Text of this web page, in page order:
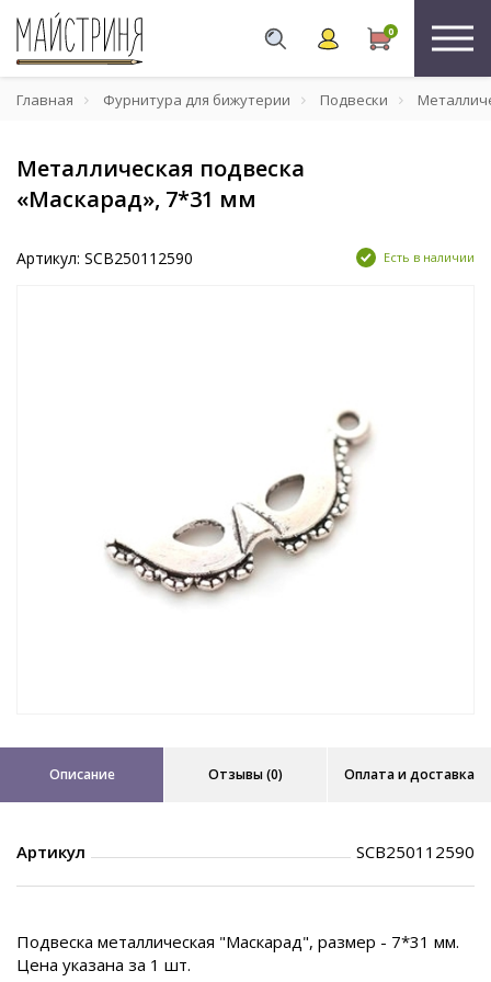
0
Главная Фурнитура для бижутерии Подвески
Металлическая подвеска
«Маскарад», 7*31 мм
Артикул: SCB250112590 Есть в наличии
Описание Отзывы (0) Оплата и доставка
Артикул SCB250112590
Подвеска металлическая "Маскарад", размер - 7*31 мм.
Цена указана за 1 шт.